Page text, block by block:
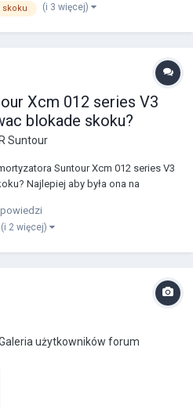
to zrobić przekładając jakieś
skoku (i 3 więcej)
Xcm 012 series V3
blokade skoku?
Suntour
Suntour Xcm 012 series V3
Najlepiej aby była ona na
posiadam na amortyzatorze
profesjonalni...
(i 2 więcej)
użytkowników forum